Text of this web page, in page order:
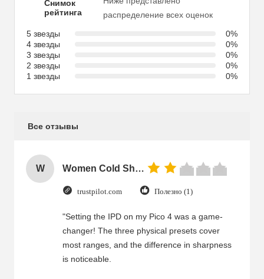
Снимок
рейтинга
распределение всех оценок
5 звезды
0%
4 звезды
0%
3 звезды
0%
2 звезды
0%
1 звезды
0%
Все отзывы
W Women Cold Shoulder V Neck Rayon Blouse
trustpilot.com Полезно (1)
"Setting the IPD on my Pico 4 was a game-
changer! The three physical presets cover
most ranges, and the difference in sharpness
is noticeable.